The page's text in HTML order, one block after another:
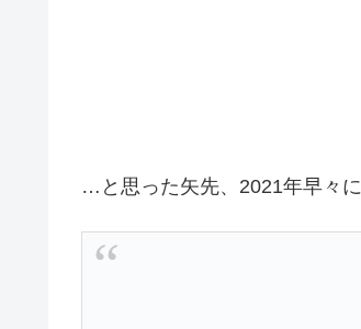
…と思った矢先、2021年早々に